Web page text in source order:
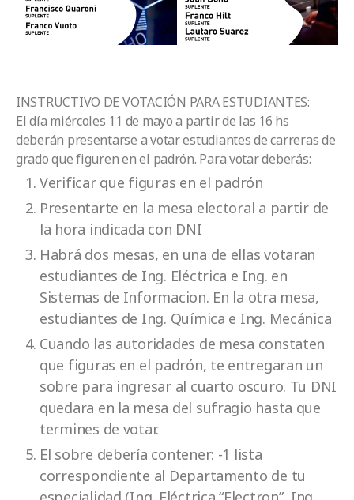
INSTRUCTIVO DE VOTACIÓN PARA ESTUDIANTES:
El día miércoles 11 de mayo a partir de las 16 hs
deberán presentarse a votar estudiantes de carreras de
grado que figuren en el padrón. Para votar deberás:
Verificar que figuras en el padrón
Presentarte en la mesa electoral a partir de
la hora indicada con DNI
Habrá dos mesas, en una de ellas votaran
estudiantes de Ing. Eléctrica e Ing. en
Sistemas de Informacion. En la otra mesa,
estudiantes de Ing. Química e Ing. Mecánica
Cuando las autoridades de mesa constaten
que figuras en el padrón, te entregaran un
sobre para ingresar al cuarto oscuro. Tu DNI
quedara en la mesa del sufragio hasta que
termines de votar.
El sobre debería contener: -1 lista
correspondiente al Departamento de tu